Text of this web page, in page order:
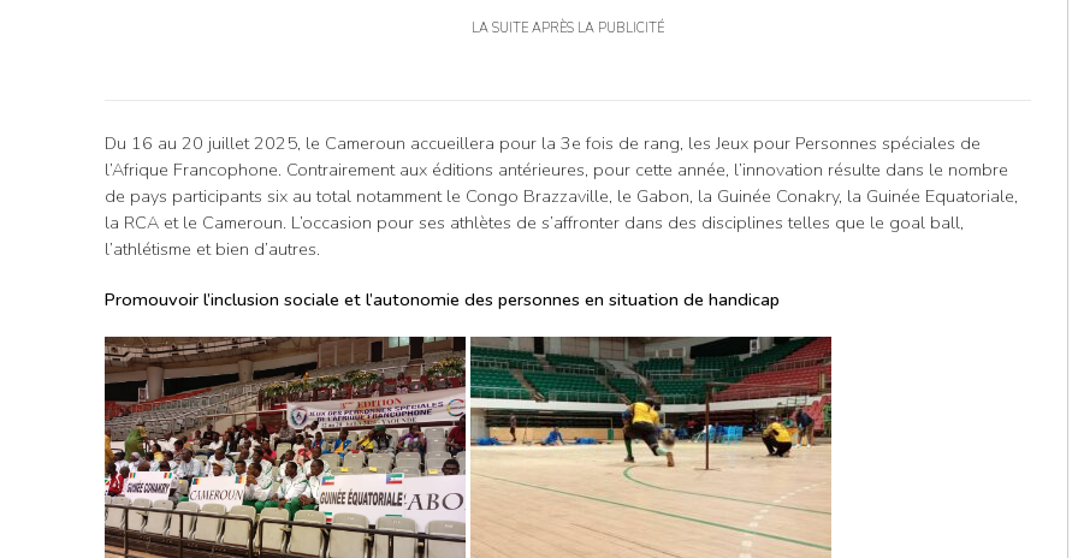
LA SUITE APRÈS LA PUBLICITÉ
Du 16 au 20 juillet 2025, le Cameroun accueillera pour la 3e fois de rang, les Jeux pour Personnes spéciales de
l’Afrique Francophone. Contrairement aux éditions antérieures, pour cette année, l’innovation résulte dans le nombre
de pays participants six au total notamment le Congo Brazzaville, le Gabon, la Guinée Conakry, la Guinée Equatoriale,
la RCA et le Cameroun. L’occasion pour ses athlètes de s’affronter dans des disciplines telles que le goal ball,
l’athlétisme et bien d’autres.
Promouvoir l’inclusion sociale et l’autonomie des personnes en situation de handicap